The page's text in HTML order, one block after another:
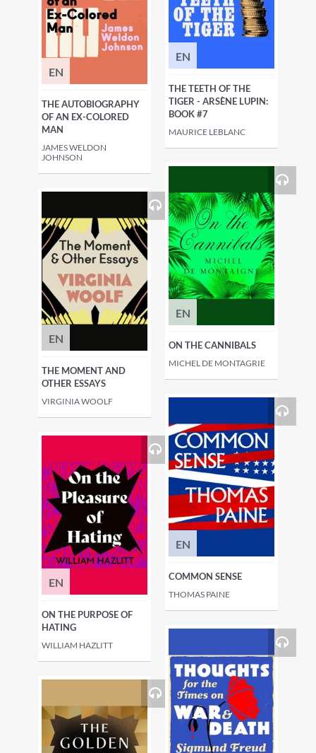
EN
THE AUTOBIOGRAPHY
OF AN EX-COLORED
MAN
JAMES WELDON
JOHNSON
EN
THE TEETH OF THE
TIGER - ARSÈNE LUPIN:
BOOK #7
MAURICE LEBLANC
EN
THE MOMENT AND
OTHER ESSAYS
VIRGINIA WOOLF
EN
ON THE CANNIBALS
MICHEL DE MONTAGRIE
EN
ON THE PURPOSE OF
HATING
WILLIAM HAZLITT
EN
COMMON SENSE
THOMAS PAINE